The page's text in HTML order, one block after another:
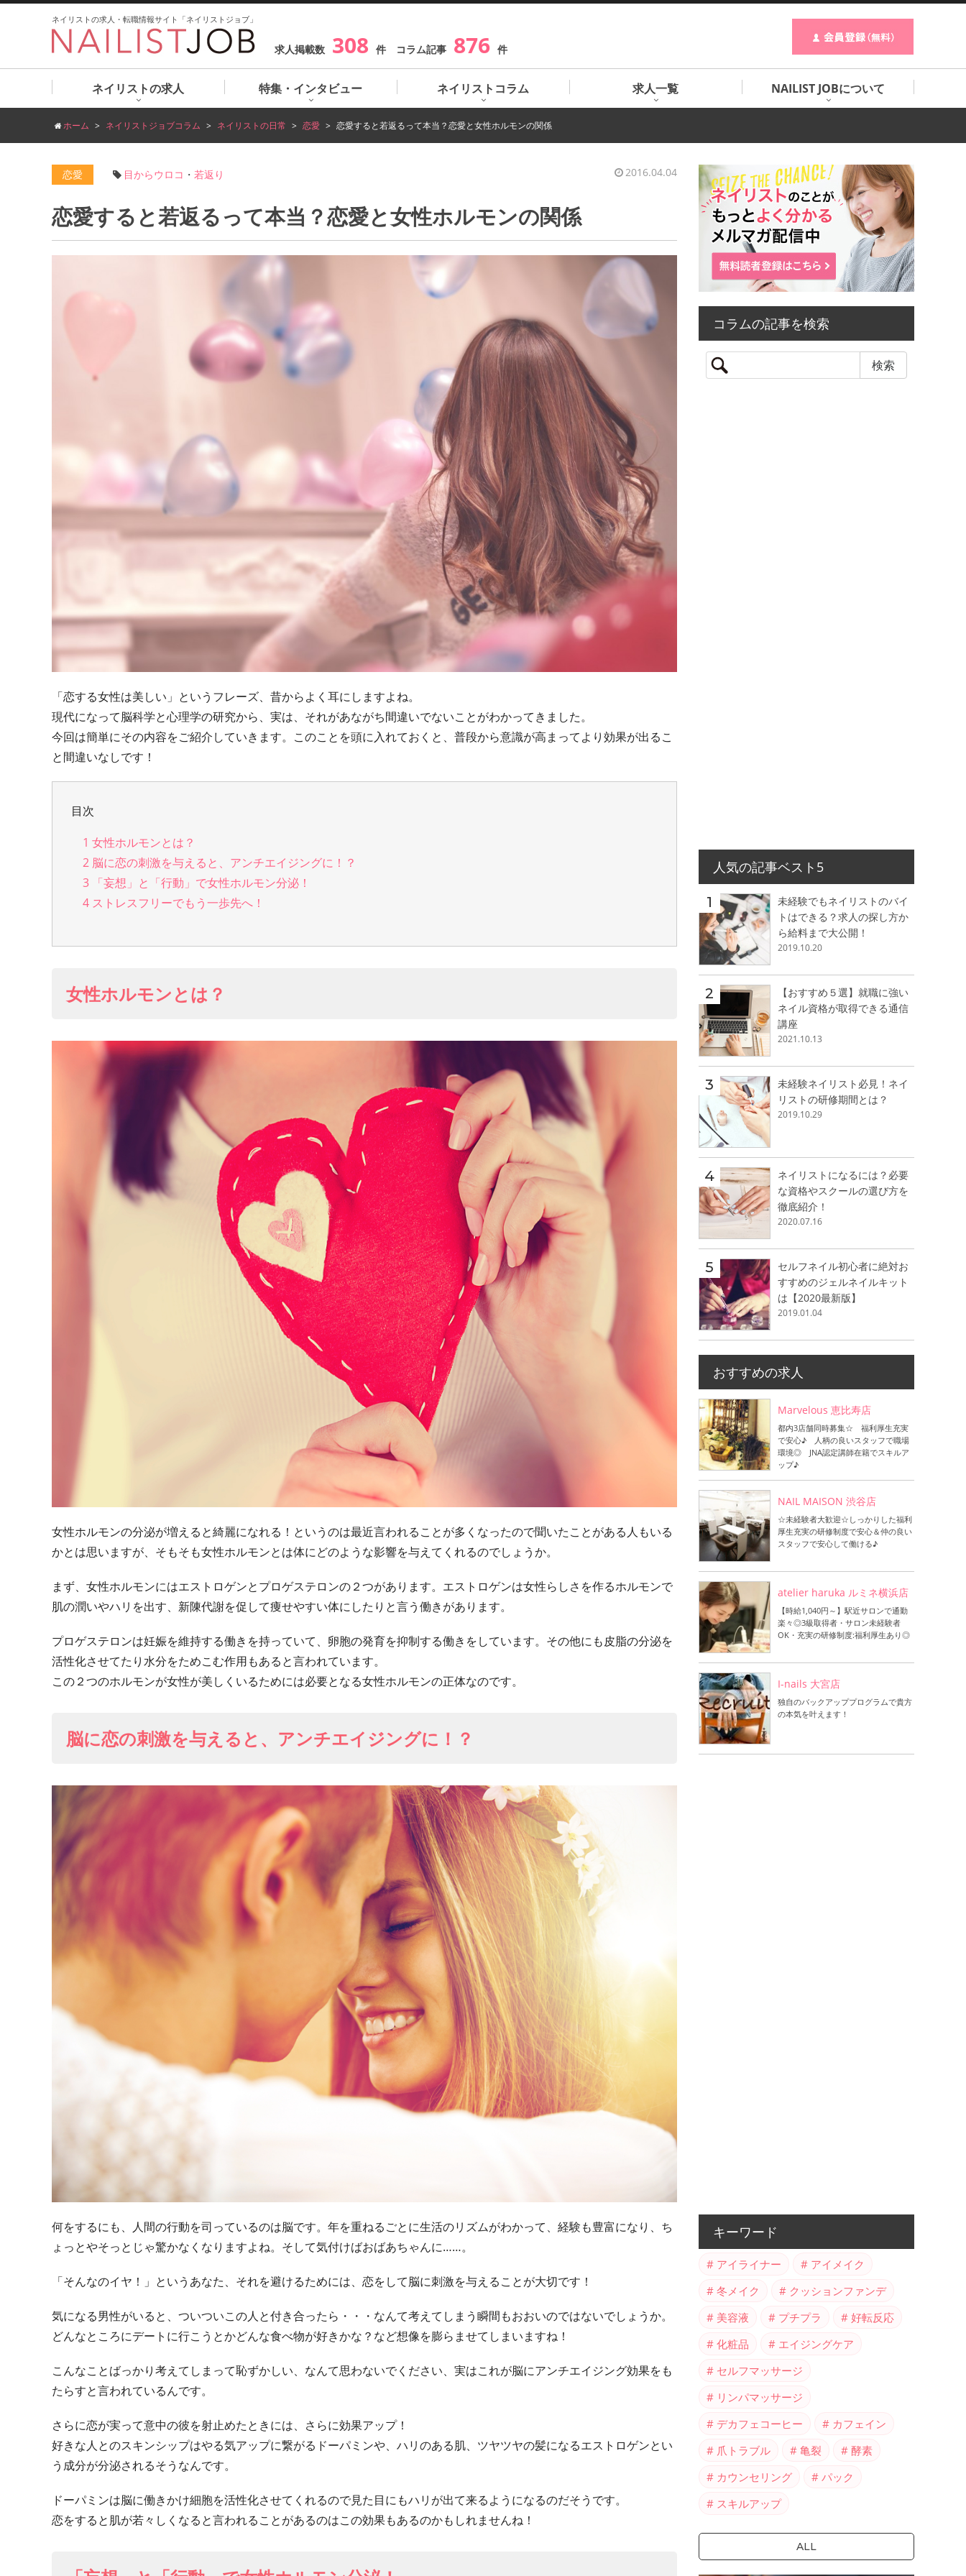
ネイリストの求人・転職情報サイト「ネイリストジョブ」
求人掲載数 308 件 コラム記事 876 件
ネイリストの求人 特集・インタビュー ネイリストコラム 求人一覧 NAILIST JOBについて
ホーム ネイリストジョブコラム ネイリストの日常 恋愛 恋愛すると若返るって本当？恋愛と女性ホルモンの関係
恋愛 目からウロコ ・ 若返り 2016.04.04
恋愛すると若返るって本当？恋愛と女性ホルモンの関係
「恋する女性は美しい」というフレーズ、昔からよく耳にしますよね。
現代になって脳科学と心理学の研究から、実は、それがあながち間違いでないことがわかってきました。
今回は簡単にその内容をご紹介していきます。このことを頭に入れておくと、普段から意識が高まってより効果が出るこ
と間違いなしです！
目次
1 女性ホルモンとは？
2 脳に恋の刺激を与えると、アンチエイジングに！？
3 「妄想」と「行動」で女性ホルモン分泌！
4 ストレスフリーでもう一歩先へ！
女性ホルモンとは？
女性ホルモンの分泌が増えると綺麗になれる！というのは最近言われることが多くなったので聞いたことがある人もいる
かとは思いますが、そもそも女性ホルモンとは体にどのような影響を与えてくれるのでしょうか。
まず、女性ホルモンにはエストロゲンとプロゲステロンの２つがあります。エストロゲンは女性らしさを作るホルモンで
肌の潤いやハリを出す、新陳代謝を促して痩せやすい体にしたりと言う働きがあります。
プロゲステロンは妊娠を維持する働きを持っていて、卵胞の発育を抑制する働きをしています。その他にも皮脂の分泌を
活性化させてたり水分をためこむ作用もあると言われています。
この２つのホルモンが女性が美しくいるためには必要となる女性ホルモンの正体なのです。
脳に恋の刺激を与えると、アンチエイジングに！？
何をするにも、人間の行動を司っているのは脳です。年を重ねるごとに生活のリズムがわかって、経験も豊富になり、ち
ょっとやそっとじゃ驚かなくなりますよね。そして気付けばおばあちゃんに……。
「そんなのイヤ！」というあなた、それを避けるためには、恋をして脳に刺激を与えることが大切です！
気になる男性がいると、ついついこの人と付き合ったら・・・なんて考えてしまう瞬間もおおいのではないでしょうか。
どんなところにデートに行こうとかどんな食べ物が好きかな？など想像を膨らませてしまいますね！
こんなことばっかり考えてしまって恥ずかしい、なんて思わないでください、実はこれが脳にアンチエイジング効果をも
たらすと言われているんです。
さらに恋が実って意中の彼を射止めたときには、さらに効果アップ！
好きな人とのスキンシップはやる気アップに繋がるドーパミンや、ハリのある肌、ツヤツヤの髪になるエストロゲンとい
う成分が分泌されるそうなんです。
ドーパミンは脳に働きかけ細胞を活性化させてくれるので見た目にもハリが出て来るようになるのだそうです。
恋をすると肌が若々しくなると言われることがあるのはこの効果もあるのかもしれませんね！
コラムの記事を検索
人気の記事ベスト5
未経験でもネイリストのバイ
トはできる？求人の探し方か
ら給料まで大公開！
2019.10.20
【おすすめ５選】就職に強い
ネイル資格が取得できる通信
講座
2021.10.13
未経験ネイリスト必見！ネイ
リストの研修期間とは？
2019.10.29
ネイリストになるには？必要
な資格やスクールの選び方を
徹底紹介！
2020.07.16
セルフネイル初心者に絶対お
すすめのジェルネイルキット
は【2020最新版】
2019.01.04
おすすめの求人
Marvelous 恵比寿店
都内3店舗同時募集☆ 福利厚生充実
で安心♪ 人柄の良いスタッフで職場
環境◎ JNA認定講師在籍でスキルア
ップ♪
NAIL MAISON 渋谷店
☆未経験者大歓迎☆しっかりした福利
厚生充実の研修制度で安心＆仲の良い
スタッフで安心して働ける♪
atelier haruka ルミネ横浜店
【時給1,040円～】駅近サロンで通勤
楽々◎3級取得者・サロン未経験者
OK・充実の研修制度:福利厚生あり◎
I-nails 大宮店
独自のバックアッププログラムで貴方
の本気を叶えます！
キーワード
アイライナー
アイメイク
冬メイク
クッションファンデ
美容液
プチプラ
好転反応
化粧品
エイジングケア
セルフマッサージ
リンパマッサージ
デカフェコーヒー
カフェイン
爪トラブル
亀裂
酵素
カウンセリング
パック
スキルアップ
ALL